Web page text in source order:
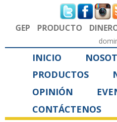
Formulario de
GEP PRODUCTO
INICIO
PRODUCTOS
OPINIÓN
CONTÁCTENOS